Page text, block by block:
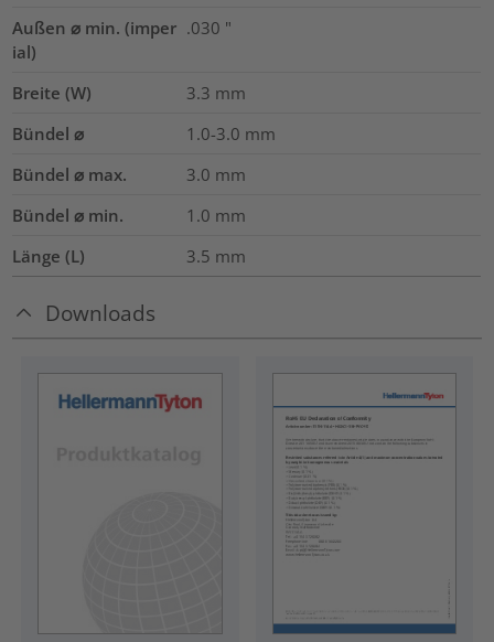
Außen ⌀ min. (imper
ial)
.030 "
Breite (W) 3.3 mm
Bündel ⌀
1.0-3.0 mm
Bündel ⌀ max.
3.0 mm
Bündel ⌀ min.
1.0 mm
Länge (L)
3.5 mm
Downloads